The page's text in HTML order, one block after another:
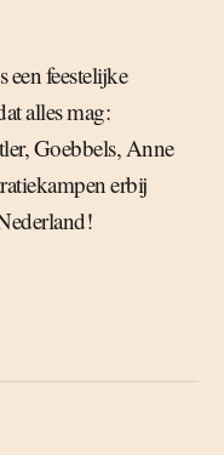
feestelijke
alles mag:
Goebbels, Anne
erbij